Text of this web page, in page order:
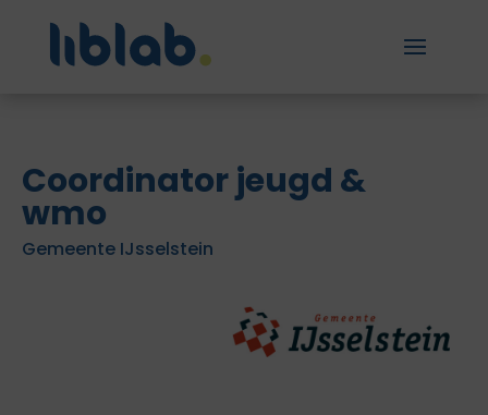
Coordinator jeugd &
wmo
Gemeente IJsselstein